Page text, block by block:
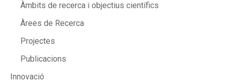
Àmbits de recerca i objectius científics
Àrees de Recerca
Projectes
Publicacions
Innovació